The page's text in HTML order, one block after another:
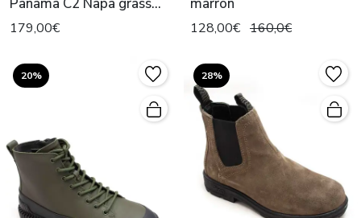
marron
179,00€ 128,00€ 160,0€
20% 28%